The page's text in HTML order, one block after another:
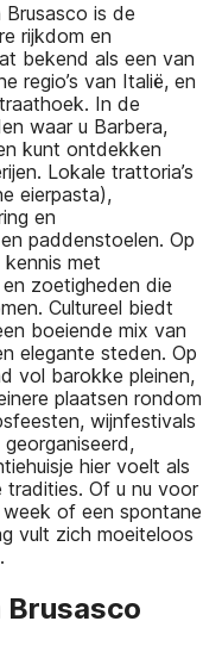
is de
rijkdom en
bekend als een van
regio’s van Italië, en
In de
waar u Barbera,
kunt ontdekken
Lokale trattoria’s
eierpasta),
en
paddenstoelen. Op
met
zoetigheden die
Cultureel biedt
boeiende mix van
elegante steden. Op
vol barokke pleinen,
plaatsen rondom
wijnfestivals
hier voelt als
tradities. Of u nu voor
of een spontane
vult zich moeiteloos
Brusasco